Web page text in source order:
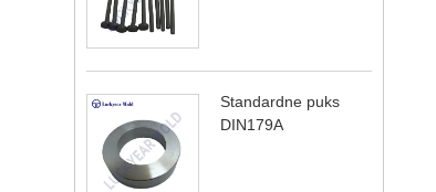
Standardne puks
DIN179A